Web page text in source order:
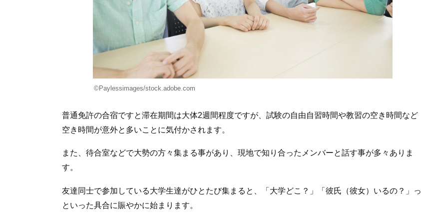
©Paylessimages/stock.adobe.com
普通免許の合宿ですと滞在期間は大体2週間程度ですが、試験の自由自習時間や教習の空き時間など
空き時間が意外と多いことに気付かされます。
また、待合室などで大勢の方々集まる事があり、現地で知り合ったメンバーと話す事が多々ありま
す。
友達同士で参加している大学生達がひとたび集まると、「大学どこ？」「彼氏（彼女）いるの？」っ
といった具合に賑やかに始まります。